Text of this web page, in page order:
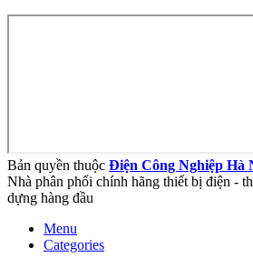
Bản quyền thuộc Điện Công Nghiệp Hà
Nhà phân phối chính hãng thiết bị điện -
dựng hàng đầu
Menu
Categories